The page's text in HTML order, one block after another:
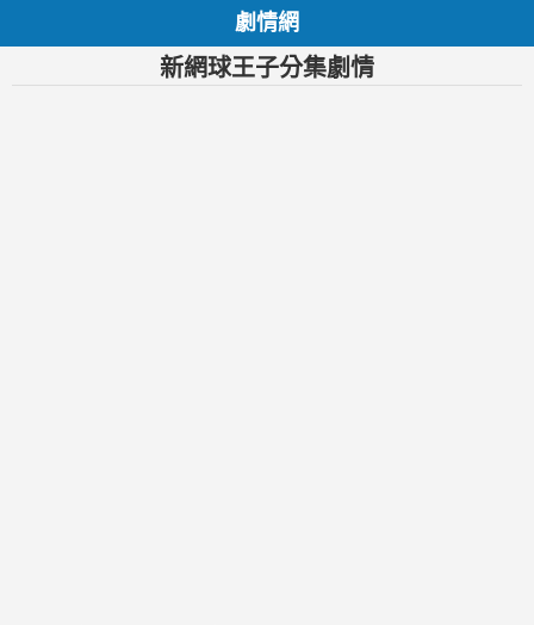
劇情網
新網球王子分集劇情